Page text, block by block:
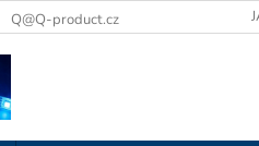
Q@Q-product.cz